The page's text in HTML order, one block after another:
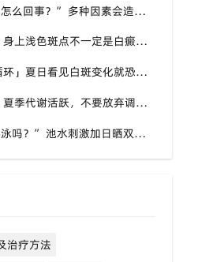
“高温天白斑发痒怎么回事？” 多种因素会造成白斑处瘙痒，泉州中科白癜风医院讲解白斑发痒的处理方式
（谨防白斑误诊）身上浅色斑点不一定是白癜风，盲目用药危害皮肤，泉州中科白癜风医院建议先明确白斑类型
「白斑焦虑恶性循环」夏日看见白斑变化就恐慌，负面情绪反加重病情，泉州中科白癜风医院呼吁放平心态应对
【多年顽固白斑】夏季代谢活跃，不要放弃调理机会，泉州中科白癜风医院建议结合自身情况定制改善思路
“白斑夏天可以游泳吗？” 池水刺激加日晒双重考验，泉州中科白癜风医院告知白癜风人群游泳防护要点
治疗方法